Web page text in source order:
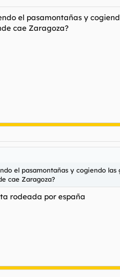
el pasamontañas y
cae Zaragoza?
el pasamontañas y cogiendo las
cae Zaragoza?
rodeada por españa